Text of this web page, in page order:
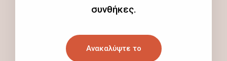
συνθήκες.
Ανακαλύψτε το